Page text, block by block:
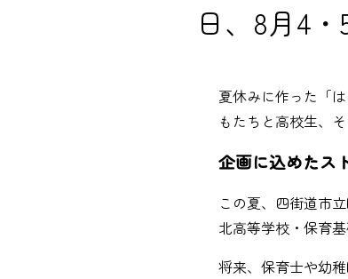
日、8月4・
夏休みに作った「
もたちと高校生、
企画に込めたス
この夏、四街道市
北高等学校・保育
将来、保育士や幼